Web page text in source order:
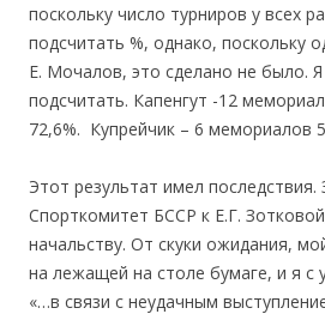
поскольку число турниров у всех
подсчитать %, однако, поскольку
Е. Мочалов, это сделано не было.
подсчитать. Капенгут -12
72,6%. Купрейчик – 6 мемориалов
Этот результат имел последствия.
Спорткомитет БССР к Е.Г.
начальству. От скуки ожидания,
на лежащей на столе бумаге, и я с
«…в связи с неудачным